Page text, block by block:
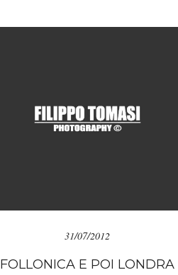
31/07/2012
FOLLONICA E POI LONDRA